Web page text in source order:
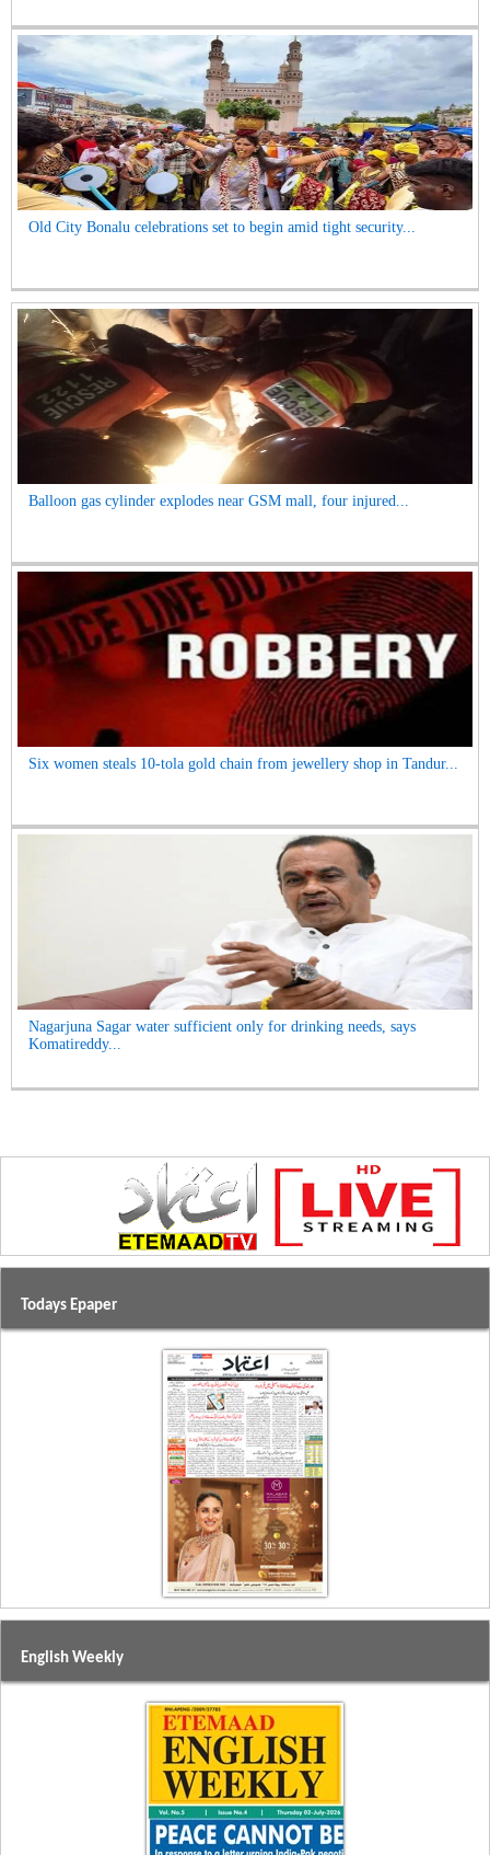
Old City Bonalu celebrations set to begin amid tight security...
Balloon gas cylinder explodes near GSM mall, four injured...
Six women steals 10-tola gold chain from jewellery shop in Tandur...
Nagarjuna Sagar water sufficient only for drinking needs, says
Komatireddy...
Todays Epaper
English Weekly